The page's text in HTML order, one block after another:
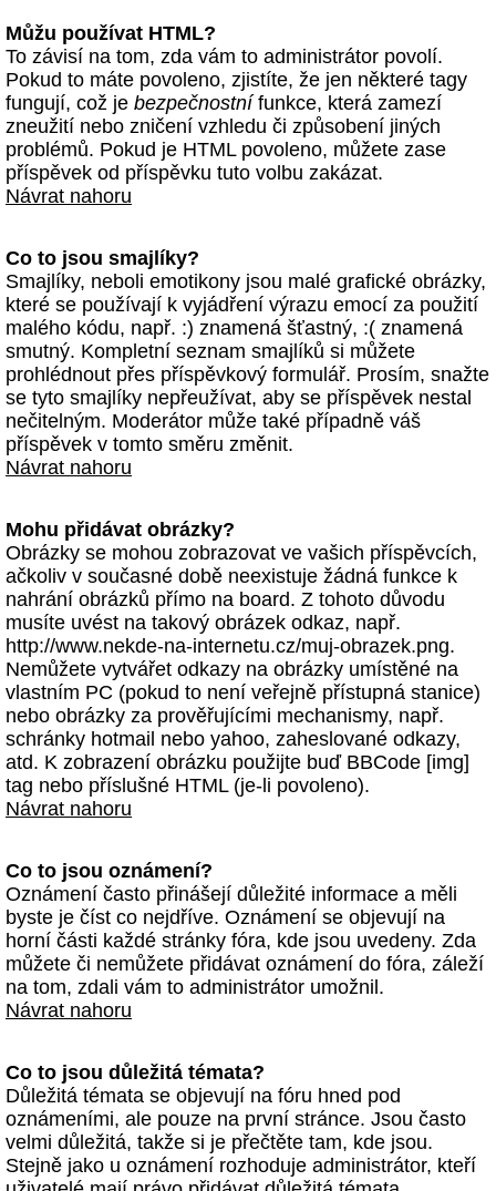
Můžu používat HTML?
To závisí na tom, zda vám to administrátor povolí.
Pokud to máte povoleno, zjistíte, že jen některé tagy
fungují, což je bezpečnostnífunkce, která zamezí
zneužití nebo zničení vzhledu či způsobení jiných
problémů. Pokud je HTML povoleno, můžete zase
příspěvek od příspěvku tuto volbu zakázat.
Návrat nahoru
Co to jsou smajlíky?
Smajlíky, neboli emotikony jsou malé grafické obrázky,
které se používají k vyjádření výrazu emocí za použití
malého kódu, např. :) znamená šťastný, :( znamená
smutný. Kompletní seznam smajlíků si můžete
prohlédnout přes příspěvkový formulář. Prosím, snažte
se tyto smajlíky nepřeužívat, aby se příspěvek nestal
nečitelným. Moderátor může také případně váš
příspěvek v tomto směru změnit.
Návrat nahoru
Mohu přidávat obrázky?
Obrázky se mohou zobrazovat ve vašich příspěvcích,
ačkoliv v současné době neexistuje žádná funkce k
nahrání obrázků přímo na board. Z tohoto důvodu
musíte uvést na takový obrázek odkaz, např.
http://www.nekde-na-internetu.cz/muj-obrazek.png.
Nemůžete vytvářet odkazy na obrázky umístěné na
vlastním PC (pokud to není veřejně přístupná stanice)
nebo obrázky za prověřujícími mechanismy, např.
schránky hotmail nebo yahoo, zaheslované odkazy,
atd. K zobrazení obrázku použijte buď BBCode [img]
tag nebo příslušné HTML (je-li povoleno).
Návrat nahoru
Co to jsou oznámení?
Oznámení často přinášejí důležité informace a měli
byste je číst co nejdříve. Oznámení se objevují na
horní části každé stránky fóra, kde jsou uvedeny. Zda
můžete či nemůžete přidávat oznámení do fóra, záleží
na tom, zdali vám to administrátor umožnil.
Návrat nahoru
Co to jsou důležitá témata?
Důležitá témata se objevují na fóru hned pod
oznámeními, ale pouze na první stránce. Jsou často
velmi důležitá, takže si je přečtěte tam, kde jsou.
Stejně jako u oznámení rozhoduje administrátor, kteří